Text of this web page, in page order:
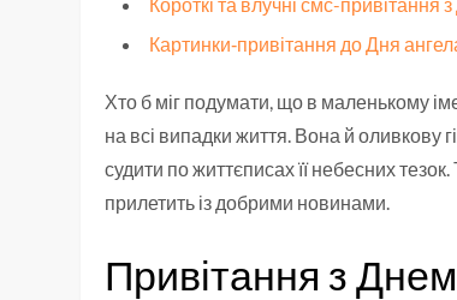
Картинки‑привітання до Дня
Хто б міг подумати, що в маленькому
на всі випадки життя. Вона й оливкову
судити по життєписах її небесних
прилетить із добрими новинами.
Привітання з